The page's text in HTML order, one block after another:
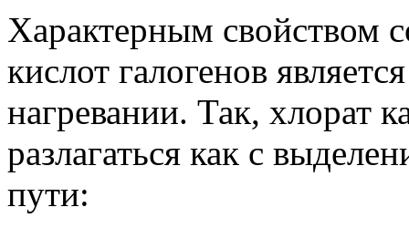
Характерным свойством
кислот галогенов
нагревании. Так, хлорат
разлагаться как с
пути: